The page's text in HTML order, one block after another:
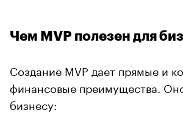
Чем MVP полезен для
Создание MVP дает прямые и
финансовые преимущества.
бизнесу: